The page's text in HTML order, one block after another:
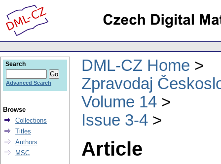
DML-CZ Home
Zpravodaj
Volume 14
Issue 3-4
Article
Search
Advanced Search
Browse
Collections
Titles
Authors
MSC